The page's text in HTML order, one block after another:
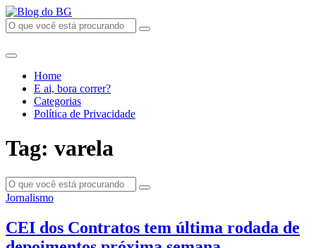
Home
E ai, bora correr?
Categorias
Política de Privacidade
Tag: varela
Jornalismo
CEI dos Contratos tem última rodada de